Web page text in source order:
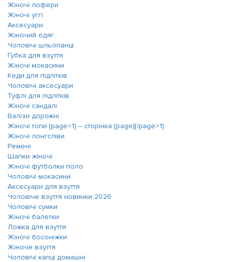
Жіночі лофери
Жіночі уггі
Аксесуари
Жіночий одяг
Чоловічі шльопанці
Губка для взуття
Жіночі мокасини
Кеди для підлітків
Чоловічі аксесуари
Туфлі для підлітків
Жіночі сандалі
Валізи дорожні
Жіночі топи {page>1} ― сторінка {page}{/page>1}
Жіночі лонгсліви
Ремені
Шапки жіночі
Жіночі футболки поло
Чоловічі мокасини
Аксесуари для взуття
Чоловіче взуття новинки 2026
Чоловічі сумки
Жіночі балетки
Ложка для взуття
Жіночі босоніжки
Жіноче взуття
Чоловічі капці домашні